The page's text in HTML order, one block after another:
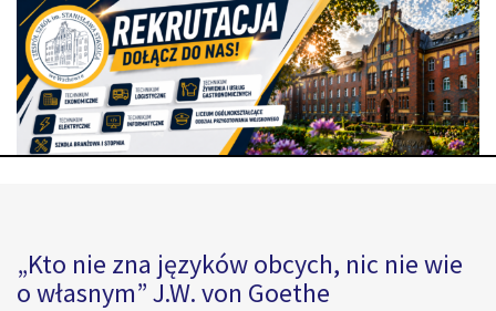
„Kto nie zna języków obcych, nic nie wie
o własnym” J.W. von Goethe